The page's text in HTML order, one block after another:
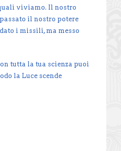
viviamo. Il nostro
il nostro potere
i missili, ma messo
tutta la tua scienza puoi
la Luce scende